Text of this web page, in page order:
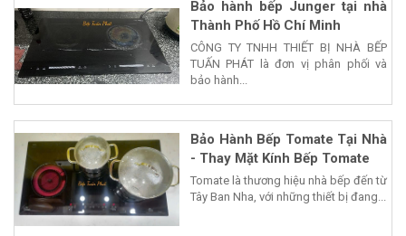
Bảo hành bếp Junger tại nhà
Thành Phố Hồ Chí Minh
CÔNG TY TNHH THIẾT BỊ NHÀ BẾP
TUẤN PHÁT là đơn vị phân phối và
bảo hành...
Bảo Hành Bếp Tomate Tại Nhà
- Thay Mặt Kính Bếp Tomate
Tomate là thương hiệu nhà bếp đến từ
Tây Ban Nha, với những thiết bị đang...